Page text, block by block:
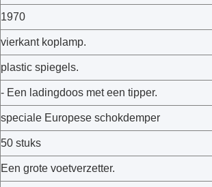
1970
vierkant koplamp.
plastic spiegels.
- Een ladingdoos met een tipper.
speciale Europese schokdemper
50 stuks
Een grote voetverzetter.